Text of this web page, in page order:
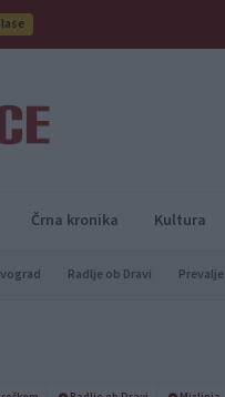
Črna kronika Kultura
Radlje ob Dravi Prevalje